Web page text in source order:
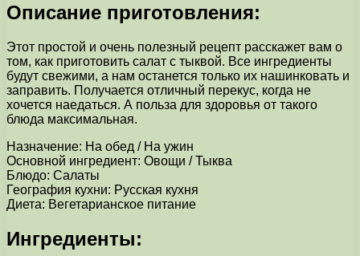
Описание приготовления:
Этот простой и очень полезный рецепт расскажет вам о
том, как приготовить салат с тыквой. Все ингредиенты
будут свежими, а нам останется только их нашинковать и
заправить. Получается отличный перекус, когда не
хочется наедаться. А польза для здоровья от такого
блюда максимальная.
Назначение: На обед / На ужин
Основной ингредиент: Овощи / Тыква
Блюдо: Салаты
География кухни: Русская кухня
Диета: Вегетарианское питание
Ингредиенты: